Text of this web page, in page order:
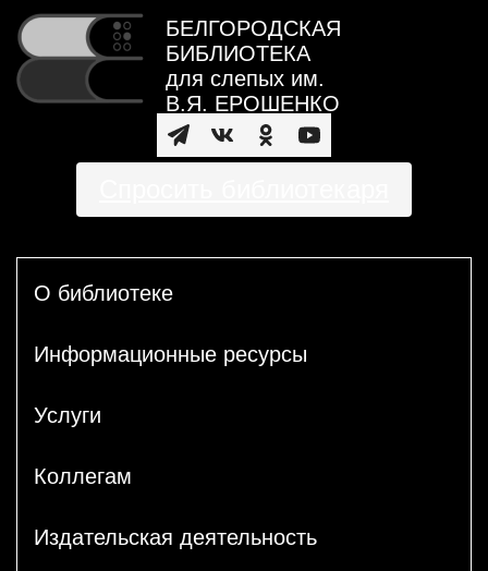
БЕЛГОРОДСКАЯ
БИБЛИОТЕКА
для слепых им.
В.Я. ЕРОШЕНКО
О библиотеке
Информационные ресурсы
Услуги
Коллегам
Издательская деятельность